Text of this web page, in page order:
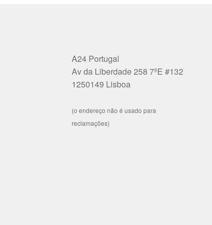
A24 Portugal
Av da Liberdade 258 7ºE #132
1250149 Lisboa
(o endereço não é usado para
reclamações)